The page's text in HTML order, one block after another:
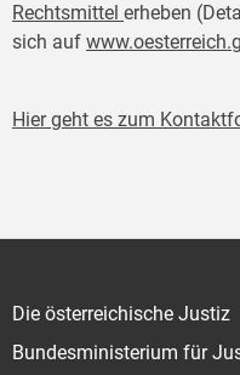
Rechtsmittel erheben
sich auf
Hier geht es zum
Die österreichische Justiz
Bundesministerium für